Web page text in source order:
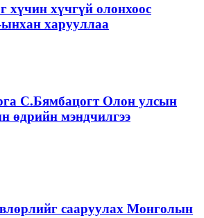
хүчин хүчгүй олонхоос
харууллаа
С.Бямбацогт Олон улсын
өдрийн мэндчилгээ
сааруулах Монголын